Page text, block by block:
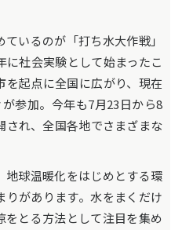
いるのが「打ち水大作戦」
に社会実験として始まったこ
起点に全国に広がり、現在
参加。今年も7月23日から8
され、全国各地でさまざまな
球温暖化をはじめとする環
があります。水をまくだけ
とる方法として注目を集め